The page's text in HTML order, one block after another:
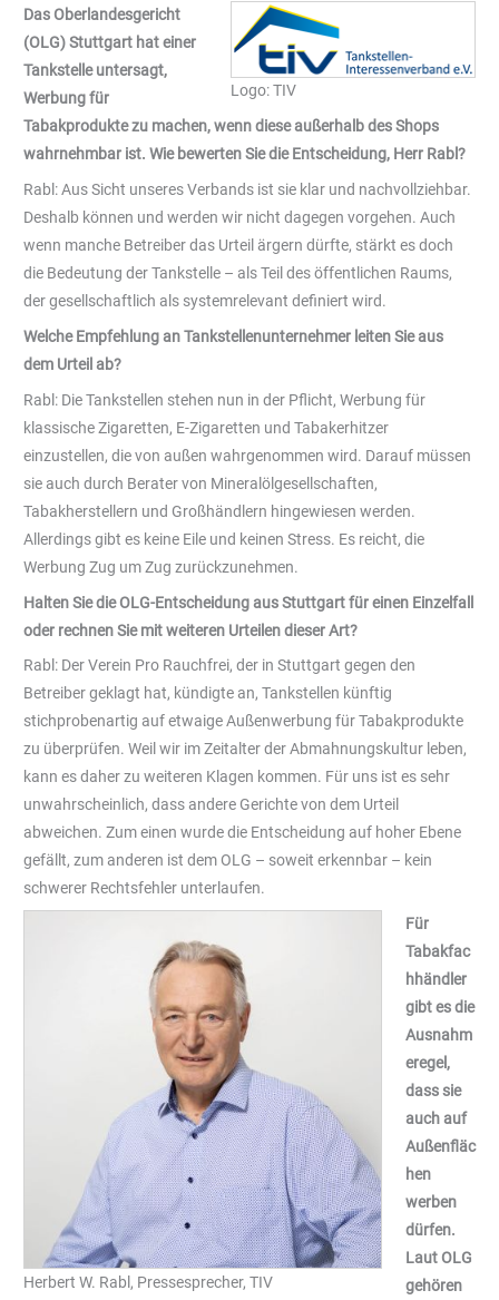
Logo: TIV
Das Oberlandesgericht
(OLG) Stuttgart hat einer
Tankstelle untersagt,
Werbung für
Tabakprodukte zu machen, wenn diese außerhalb des Shops
wahrnehmbar ist. Wie bewerten Sie die Entscheidung, Herr Rabl?
Rabl: Aus Sicht unseres Verbands ist sie klar und nachvollziehbar.
Deshalb können und werden wir nicht dagegen vorgehen. Auch
wenn manche Betreiber das Urteil ärgern dürfte, stärkt es doch
die Bedeutung der Tankstelle – als Teil des öffentlichen Raums,
der gesellschaftlich als systemrelevant definiert wird.
Welche Empfehlung an Tankstellenunternehmer leiten Sie aus
dem Urteil ab?
Rabl: Die Tankstellen stehen nun in der Pflicht, Werbung für
klassische Zigaretten, E-Zigaretten und Tabakerhitzer
einzustellen, die von außen wahrgenommen wird. Darauf müssen
sie auch durch Berater von Mineralölgesellschaften,
Tabakherstellern und Großhändlern hingewiesen werden.
Allerdings gibt es keine Eile und keinen Stress. Es reicht, die
Werbung Zug um Zug zurückzunehmen.
Halten Sie die OLG-Entscheidung aus Stuttgart für einen Einzelfall
oder rechnen Sie mit weiteren Urteilen dieser Art?
Rabl: Der Verein Pro Rauchfrei, der in Stuttgart gegen den
Betreiber geklagt hat, kündigte an, Tankstellen künftig
stichprobenartig auf etwaige Außenwerbung für Tabakprodukte
zu überprüfen. Weil wir im Zeitalter der Abmahnungskultur leben,
kann es daher zu weiteren Klagen kommen. Für uns ist es sehr
unwahrscheinlich, dass andere Gerichte von dem Urteil
abweichen. Zum einen wurde die Entscheidung auf hoher Ebene
gefällt, zum anderen ist dem OLG – soweit erkennbar – kein
schwerer Rechtsfehler unterlaufen.
Herbert W. Rabl, Pressesprecher, TIV
Für
Tabakfac
hhändler
gibt es die
Ausnahm
eregel,
dass sie
auch auf
Außenfläc
hen
werben
dürfen.
Laut OLG
gehören